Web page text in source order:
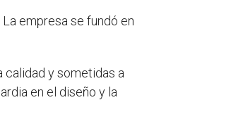
empresa se fundó en
calidad y sometidas a
en el diseño y la